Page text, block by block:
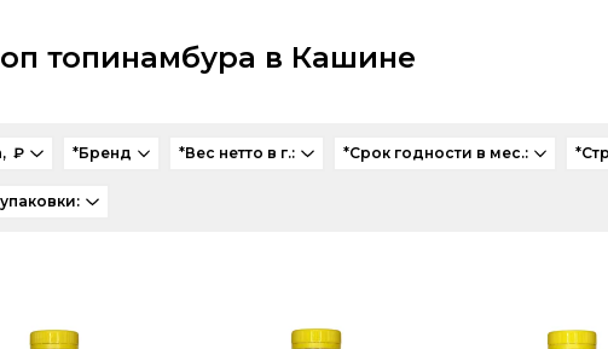
топинамбура в Кашине
₽ *Бренд *Вес нетто в г.: *Срок годности в мес.: